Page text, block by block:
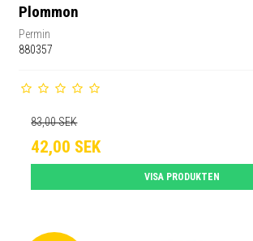
Plommon
Permin
880357
83,00 SEK
42,00 SEK
VISA PRODUKTEN